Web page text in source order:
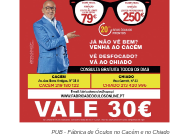
PUB - Fábrica de Óculos no Cacém e no Chiado